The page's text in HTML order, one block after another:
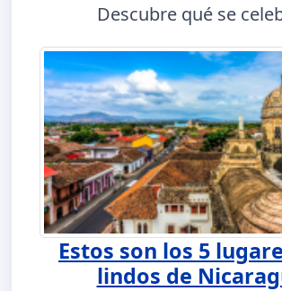
Descubre qué se
Estos son los 5
lindos de